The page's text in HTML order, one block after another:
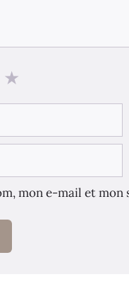
★
mon e-mail et